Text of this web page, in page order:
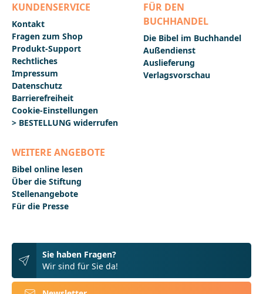
KUNDENSERVICE
Kontakt
Fragen zum Shop
Produkt-Support
Rechtliches
Impressum
Datenschutz
Barrierefreiheit
Cookie-Einstellungen
> BESTELLUNG widerrufen
FÜR DEN
BUCHHANDEL
Die Bibel im Buchhandel
Außendienst
Auslieferung
Verlagsvorschau
WEITERE ANGEBOTE
Bibel online lesen
Über die Stiftung
Stellenangebote
Für die Presse
Sie haben Fragen?
Wir sind für Sie da!